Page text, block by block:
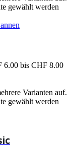
gewählt werden
6.00 bis CHF 8.00
Varianten auf.
gewählt werden